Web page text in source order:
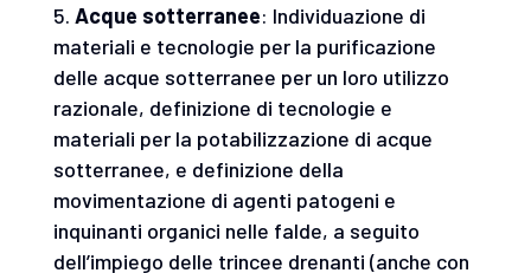
Acque sotterranee: Individuazione di
materiali e tecnologie per la purificazione
delle acque sotterranee per un loro utilizzo
razionale, definizione di tecnologie e
materiali per la potabilizzazione di acque
sotterranee, e definizione della
movimentazione di agenti patogeni e
inquinanti organici nelle falde, a seguito
dell’impiego delle trincee drenanti (anche con